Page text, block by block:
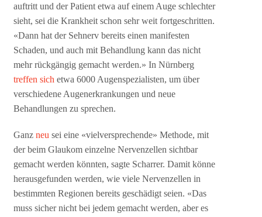
auftritt und der Patient etwa auf einem Auge schlechter
sieht, sei die Krankheit schon sehr weit fortgeschritten.
«Dann hat der Sehnerv bereits einen manifesten
Schaden, und auch mit Behandlung kann das nicht
mehr rückgängig gemacht werden.» In Nürnberg
treffen sich etwa 6000 Augenspezialisten, um über
verschiedene Augenerkrankungen und neue
Behandlungen zu sprechen.
Ganzneu sei eine «vielversprechende» Methode, mit
der beim Glaukom einzelne Nervenzellen sichtbar
gemacht werden könnten, sagte Scharrer. Damit könne
herausgefunden werden, wie viele Nervenzellen in
bestimmten Regionen bereits geschädigt seien. «Das
muss sicher nicht bei jedem gemacht werden, aber es